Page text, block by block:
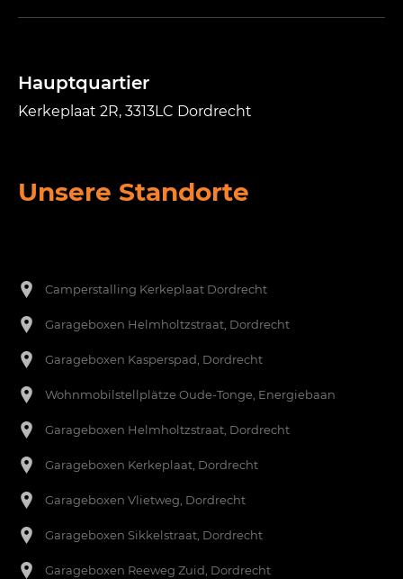
Hauptquartier
Kerkeplaat 2R, 3313LC Dordrecht
Unsere Standorte
Camperstalling Kerkeplaat Dordrecht
Garageboxen Helmholtzstraat, Dordrecht
Garageboxen Kasperspad, Dordrecht
Wohnmobilstellplätze Oude-Tonge, Energiebaan
Garageboxen Helmholtzstraat, Dordrecht
Garageboxen Kerkeplaat, Dordrecht
Garageboxen Vlietweg, Dordrecht
Garageboxen Sikkelstraat, Dordrecht
Garageboxen Reeweg Zuid, Dordrecht